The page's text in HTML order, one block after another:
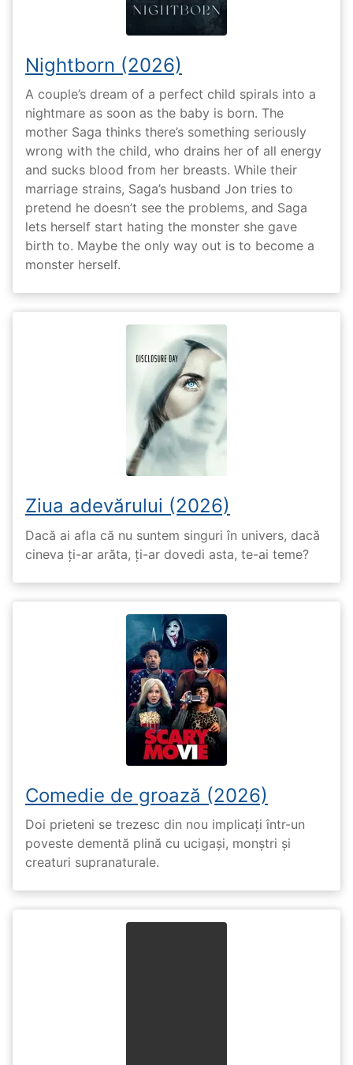
Nightborn (2026)
A couple’s dream of a perfect child spirals into a
nightmare as soon as the baby is born. The
mother Saga thinks there’s something seriously
wrong with the child, who drains her of all energy
and sucks blood from her breasts. While their
marriage strains, Saga’s husband Jon tries to
pretend he doesn’t see the problems, and Saga
lets herself start hating the monster she gave
birth to. Maybe the only way out is to become a
monster herself.
Ziua adevărului (2026)
Dacă ai afla că nu suntem singuri în univers, dacă
cineva ți-ar arăta, ți-ar dovedi asta, te-ai teme?
Comedie de groază (2026)
Doi prieteni se trezesc din nou implicați într-un
poveste dementă plină cu ucigași, monștri și
creaturi supranaturale.